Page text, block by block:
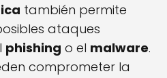
también permite
ataques
phishing o el malware.
comprometer la